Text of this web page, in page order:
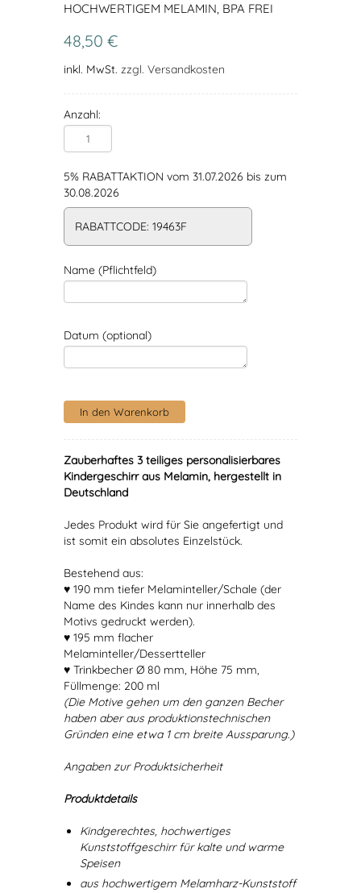
HOCHWERTIGEM MELAMIN, BPA FREI
48,50 €
inkl. MwSt. zzgl. Versandkosten
Anzahl:
5% RABATTAKTION vom 31.07.2026 bis zum
30.08.2026
RABATTCODE: 19463F
Name (Pflichtfeld)
Datum (optional)
Zauberhaftes 3 teiliges personalisierbares
Kindergeschirr aus Melamin, hergestellt in
Deutschland
Jedes Produkt wird für Sie angefertigt und
ist somit ein absolutes Einzelstück.
Bestehend aus:
♥ 190 mm tiefer Melaminteller/Schale (der
Name des Kindes kann nur innerhalb des
Motivs gedruckt werden).
♥ 195 mm flacher
Melaminteller/Dessertteller
♥ Trinkbecher Ø 80 mm, Höhe 75 mm,
Füllmenge: 200 ml
(Die Motive gehen um den ganzen Becher
haben aber aus produktionstechnischen
Gründen eine etwa 1 cm breite Aussparung.)
Angaben zur Produktsicherheit
Produktdetails
Kindgerechtes, hochwertiges
Kunststoffgeschirr für kalte und warme
Speisen
aus hochwertigem Melamharz-Kunststoff